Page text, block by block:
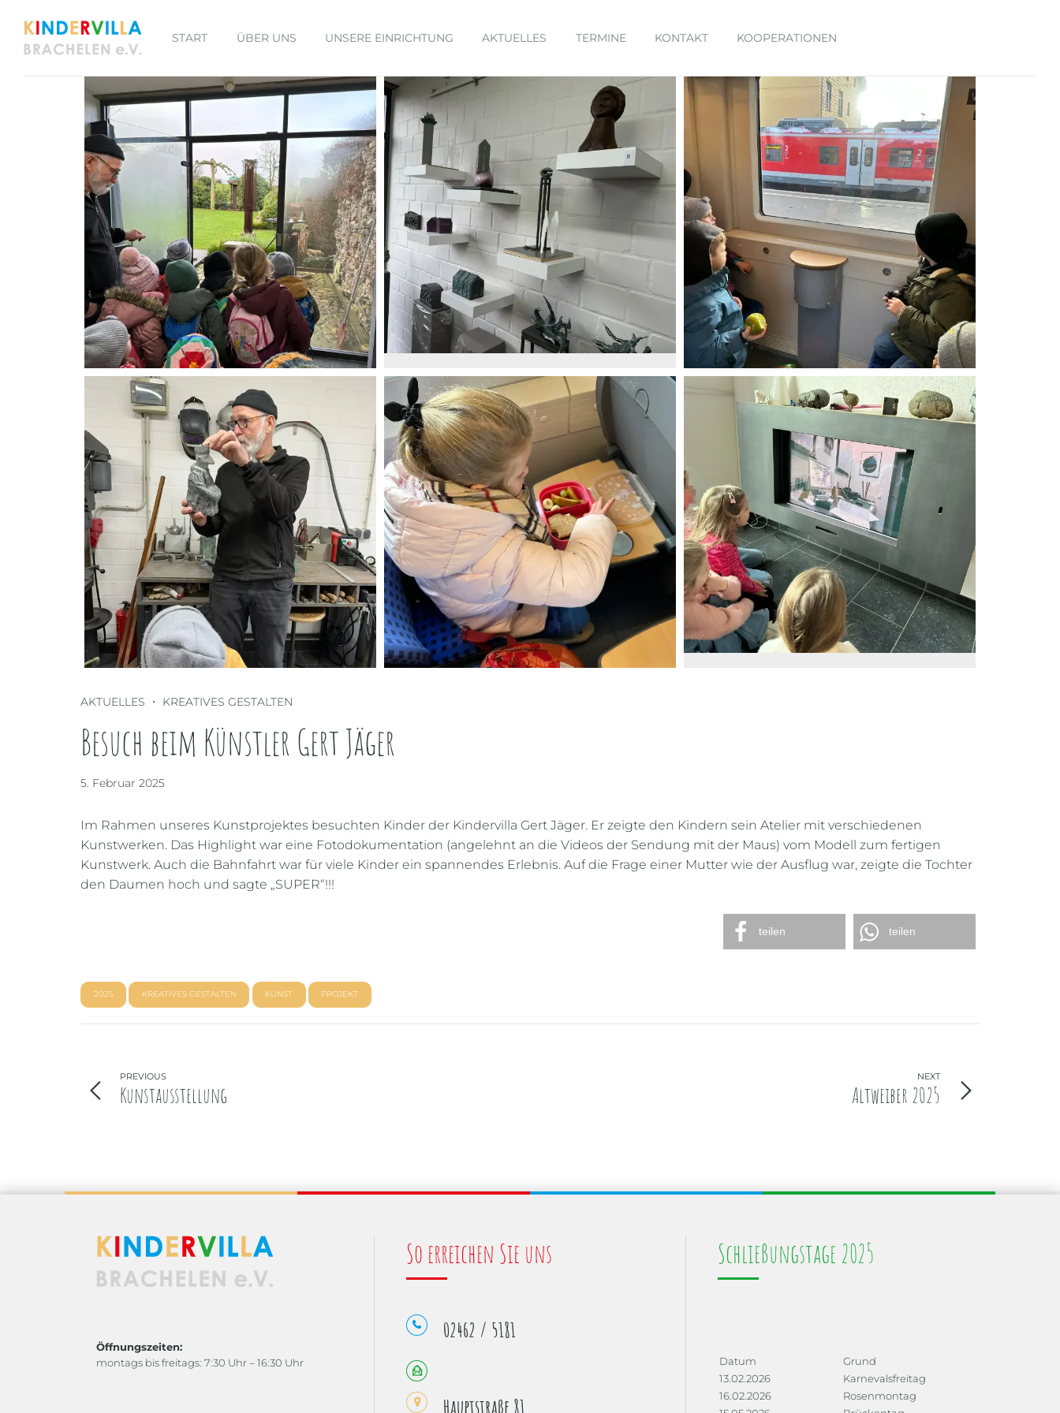
START ÜBER UNS UNSERE EINRICHTUNG AKTUELLES TERMINE KONTAKT KOOPERATIONEN
AKTUELLES KREATIVES GESTALTEN
Besuch beim Künstler Gert Jäger
5. Februar 2025
Im Rahmen unseres Kunstprojektes besuchten Kinder der Kindervilla Gert Jäger. Er zeigte den Kindern sein Atelier mit verschiedenen
Kunstwerken. Das Highlight war eine Fotodokumentation (angelehnt an die Videos der Sendung mit der Maus) vom Modell zum fertigen
Kunstwerk. Auch die Bahnfahrt war für viele Kinder ein spannendes Erlebnis. Auf die Frage einer Mutter wie der Ausflug war, zeigte die Tochter
den Daumen hoch und sagte „SUPER“!!!
teilen teilen
2025 KREATIVES GESTALTEN KUNST PROJEKT
PREVIOUS
Kunstausstellung
NEXT
Altweiber 2025
Öffnungszeiten:
montags bis freitags: 7:30 Uhr – 16:30 Uhr
So erreichen Sie uns
02462 / 5181
Hauptstraße 81
Schließungstage 2025
Datum
Grund
13.02.2026
Karnevalsfreitag
16.02.2026
Rosenmontag